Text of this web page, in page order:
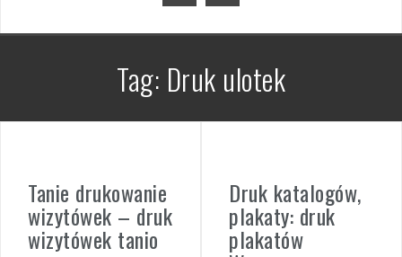
Tag: Druk ulotek
Tanie drukowanie
wizytówek – druk
wizytówek tanio
Druk katalogów,
plakaty: druk
plakatów